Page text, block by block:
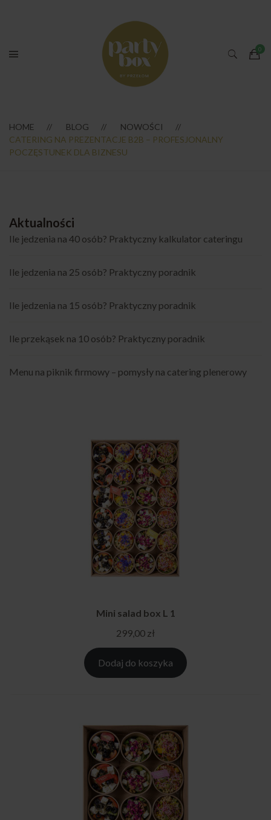
HOME BLOG
NOWOŚCI
CATERING NA PREZENTACJE B2B – PROFESJONALNY
POCZĘSTUNEK DLA BIZNESU
Aktualności
Ile jedzenia na 40 osób? Praktyczny kalkulator cateringu
Ile jedzenia na 25 osób? Praktyczny poradnik
Ile jedzenia na 15 osób? Praktyczny poradnik
Ile przekąsek na 10 osób? Praktyczny poradnik
Menu na piknik firmowy – pomysły na catering plenerowy
Mini salad box L 1
299,00 zł
Dodaj do koszyka